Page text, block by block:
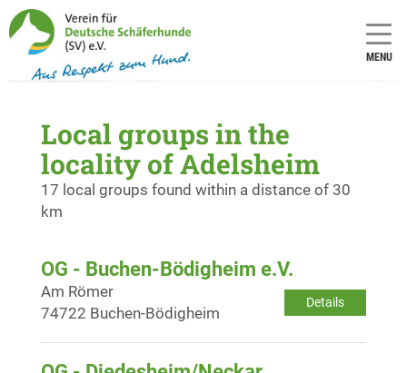
MENU
Local groups in the
locality of Adelsheim
17 local groups found within a distance of 30
km
OG - Buchen-Bödigheim e.V.
Details
Am Römer
74722 Buchen-Bödigheim